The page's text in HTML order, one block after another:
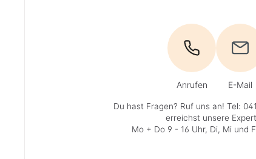
Anrufen E-Mail
Du hast Fragen? Ruf uns an! Tel:
erreichst unsere
Mo + Do 9 - 16 Uhr, Di, Mi und